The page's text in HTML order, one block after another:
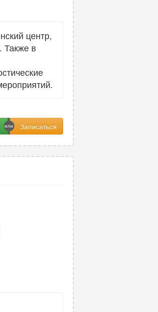
центр,
Также в